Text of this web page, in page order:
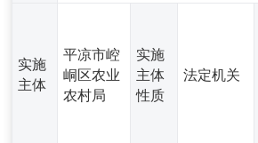
实施
主体
平凉市崆
峒区农业
农村局
实施
主体
性质
法定机关